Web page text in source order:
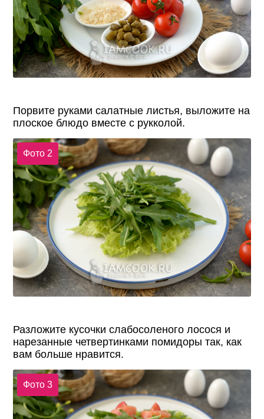
Порвите руками салатные листья, выложите на
плоское блюдо вместе с рукколой.
Фото 2
Разложите кусочки слабосоленого лосося и
нарезанные четвертинками помидоры так, как
вам больше нравится.
Фото 3